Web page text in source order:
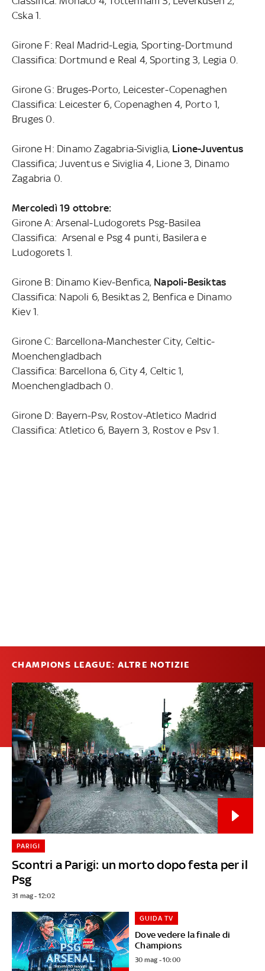
Cska 1.
Girone F: Real Madrid-Legia, Sporting-Dortmund
Classifica: Dortmund e Real 4, Sporting 3, Legia 0.
Girone G: Bruges-Porto, Leicester-Copenaghen
Classifica: Leicester 6, Copenaghen 4, Porto 1,
Bruges 0.
Girone H: Dinamo Zagabria-Siviglia, Lione-Juventus
Classifica; Juventus e Siviglia 4, Lione 3, Dinamo
Zagabria 0.
Mercoledì 19 ottobre:
Girone A: Arsenal-Ludogorets Psg-Basilea
Classifica: Arsenal e Psg 4 punti, Basilera e
Ludogorets 1.
Girone B: Dinamo Kiev-Benfica, Napoli-Besiktas
Classifica: Napoli 6, Besiktas 2, Benfica e Dinamo
Kiev 1.
Girone C: Barcellona-Manchester City, Celtic-
Moenchengladbach
Classifica: Barcellona 6, City 4, Celtic 1,
Moenchengladbach 0.
Girone D: Bayern-Psv, Rostov-Atletico Madrid
Classifica: Atletico 6, Bayern 3, Rostov e Psv 1.
CHAMPIONS LEAGUE: ALTRE NOTIZIE
Scontri a Parigi: un morto dopo festa per il
Psg
PARIGI
31 mag - 12:02
Dove vedere la finale di
Champions
GUIDA TV
30 mag - 10:00